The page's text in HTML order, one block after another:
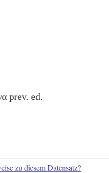
prev. ed.
zu diesem Datensatz?